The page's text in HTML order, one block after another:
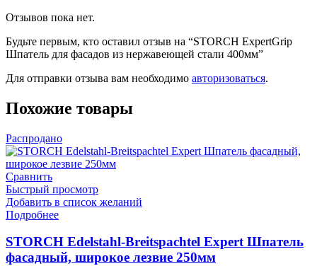
Отзывов пока нет.
Будьте первым, кто оставил отзыв на “STORCH ExpertGrip
Шпатель для фасадов из нержавеющей стали 400мм”
Для отправки отзыва вам необходимо авторизоваться.
Похожие товары
Распродано
Сравнить
Быстрый просмотр
Добавить в список желаний
Подробнее
STORCH Edelstahl-Breitspachtel Expert Шпатель
фасадный, широкое лезвие 250мм